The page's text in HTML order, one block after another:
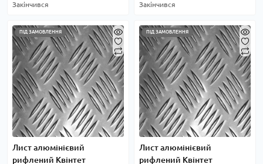
Закінчився Закінчився
ПІД ЗАМОВЛЕННЯ
Лист алюмінієвий
рифлений Квінтет
ПІД ЗАМОВЛЕННЯ
Лист алюмінієвий
рифлений Квінтет